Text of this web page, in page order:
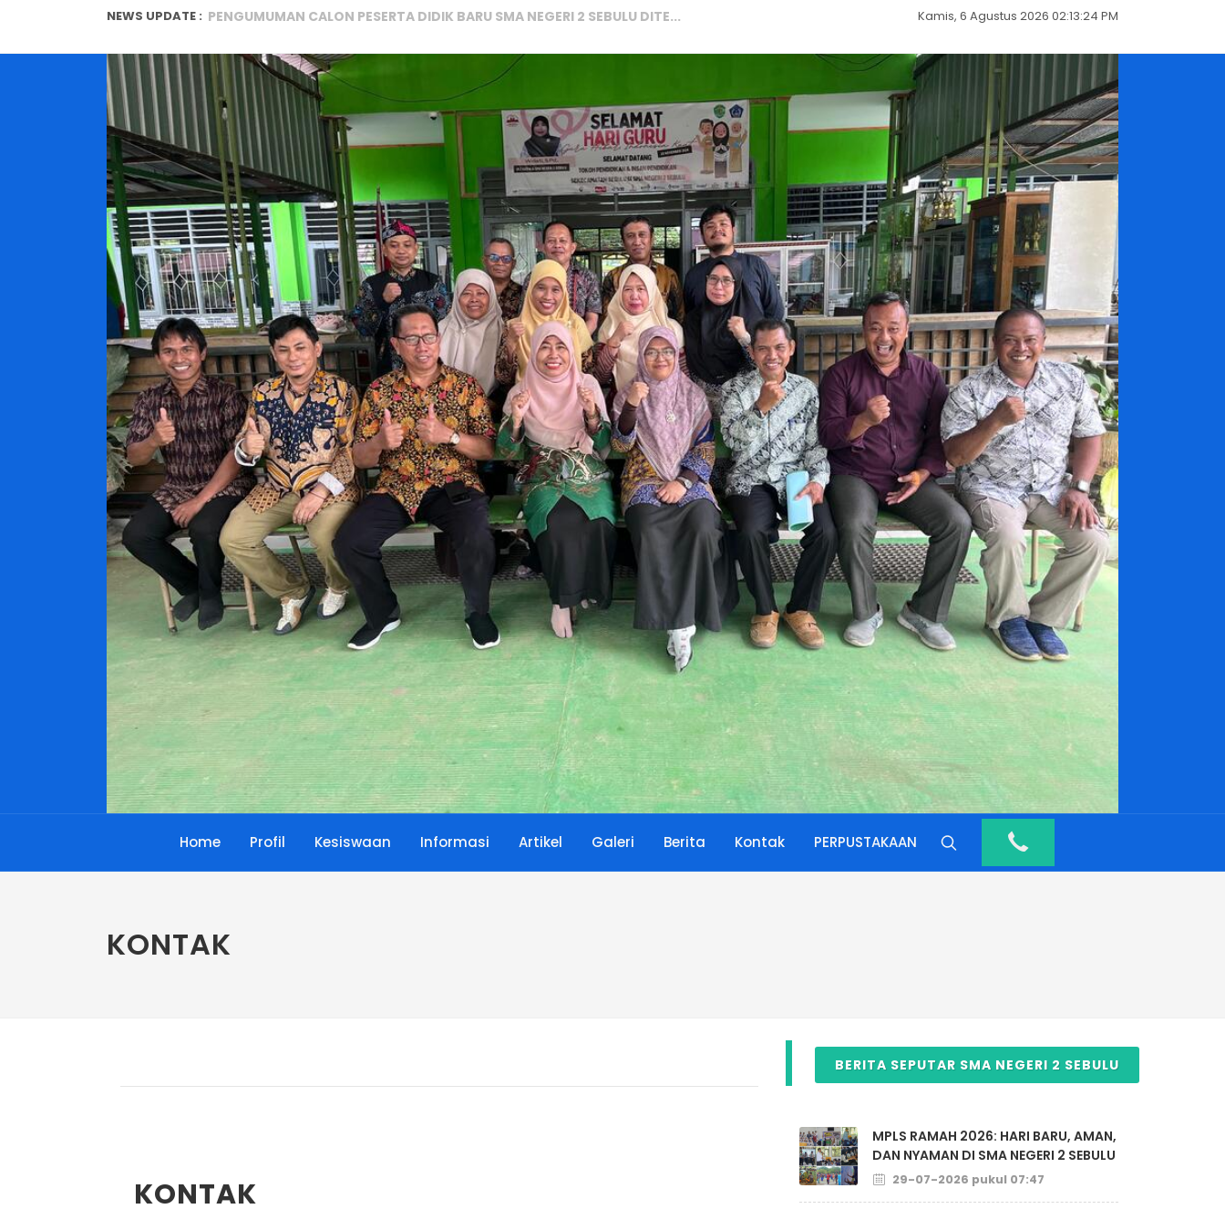
NEWS UPDATE : PENGUMUMAN CALON PESERTA DIDIK BARU SMA NEGERI 2 SEBULU DITE...
PENGUMUMAN KELULUSAN KELAS XII SMA NEGERI 2 SEBULU TAHUN AJA...
DAFTAR SISWA/SISWI LULUS SNBP (SELEKSI NASIONAL BERDASARKAN ...
Pelaksanaan Tes Kemampuan Akademik (TKA) Kelas XII SMA Neger...
SMA Negeri 2 Sebulu Ikuti Festival Dual Track 2025 di Hotel ...
SMA Negeri 2 Sebulu Jalin Kerja Sama dengan Tiga Mitra Strat...
KEMERIAHAN MEMPERINGATI HUT REPUBLIK INDONESIA KE-80 DAN HUT...
PENGUMUMAN CALON PESERTA DIDIK BARU SMA NEGERI 2 SEBULU DITE...
MPLS RAMAH 2026: HARI BARU, AMAN, DAN NYAMAN DI SMA NEGERI 2...
PENGUMUMAN CALON PESERTA DIDIK BARU SMA NEGERI 2 SEBULU DITE...
Kamis, 6 Agustus 2026 02:13:25 PM
Home Profil Kesiswaan Informasi Artikel Galeri Berita Kontak PERPUSTAKAAN
KONTAK
KONTAK
BERITA SEPUTAR SMA NEGERI 2 SEBULU
MPLS RAMAH 2026: HARI BARU, AMAN,
DAN NYAMAN DI SMA NEGERI 2 SEBULU
29-07-2026 pukul 07:47